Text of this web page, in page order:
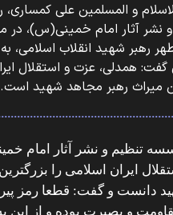
و المسلمین علی
نشر آثار امام خمینی(س)، در
رهبر شهید انقلاب اسلامی، به
گفت: همدلی، عزت و استقلال
میراث رهبر مجاهد شهید است.
تنظیم و نشر آثار امام
ایران اسلامی را
دانست و گفت: قطعا رمز
و بصیرت بوده و از این